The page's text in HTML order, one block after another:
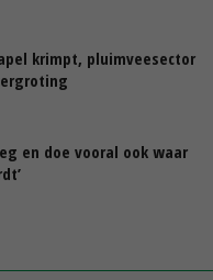
krimpt, pluimveesector
en doe vooral ook waar